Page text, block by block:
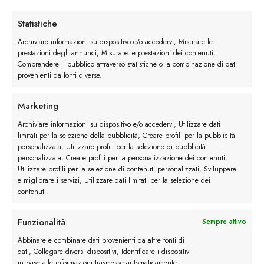
Statistiche
Archiviare informazioni su dispositivo e/o accedervi, Misurare le
prestazioni degli annunci, Misurare le prestazioni dei contenuti,
Comprendere il pubblico attraverso statistiche o la combinazione di dati
provenienti da fonti diverse.
Marketing
Archiviare informazioni su dispositivo e/o accedervi, Utilizzare dati
limitati per la selezione della pubblicità, Creare profili per la pubblicità
personalizzata, Utilizzare profili per la selezione di pubblicità
personalizzata, Creare profili per la personalizzazione dei contenuti,
Utilizzare profili per la selezione di contenuti personalizzati, Sviluppare
e migliorare i servizi, Utilizzare dati limitati per la selezione dei
contenuti.
Funzionalità
Sempre attivo
Abbinare e combinare dati provenienti da altre fonti di
dati, Collegare diversi dispositivi, Identificare i dispositivi
traspirante e incredibilmente piacevole al tatto,
il camoscio si adatta alla forma del piede e
lascia traspirare, evitando che i piedi soffra
testa di moro sono perfette per accompagnare i
tuoi miglioro gli outfit estivi.
Suola in gomma: leggera e flessibile,
garantisce una camminata comoda su qualsiasi
superficie. Offre grip, ammortizzazione e
praticità, soprattutto nelle giornate di maggiore
Questa combinazione rende i mocassini slip on
perfettida indossare senza calzini!